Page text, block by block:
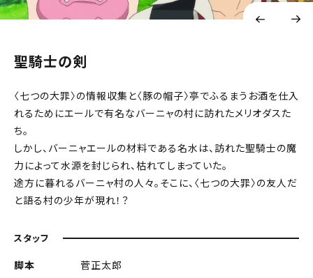
聖騎士の剣
〈七つの大罪〉の情報収集と〈豚の帽子〉亭でふるまうお酒を仕入
れるためにエールで有名なバーニャの村に訪れたメリオダスた
ち。
しかし、バーニャエールの材料である名水は、訪れた聖騎士の魔
力によって水源を封じられ、枯れてしまっていた。
途方に暮れるバーニャ村の人々。そこに、〈七つの大罪〉の友人だ
と語る村の少年が現れ！？
スタッフ
脚本
菅正太郎